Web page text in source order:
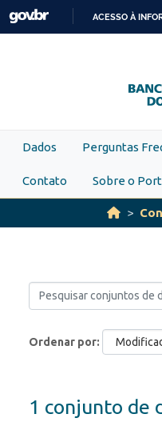
Skip to main content
ACESSO À
Dados Perguntas
Contato Sobre o
Ordenar por
1 conjunto de